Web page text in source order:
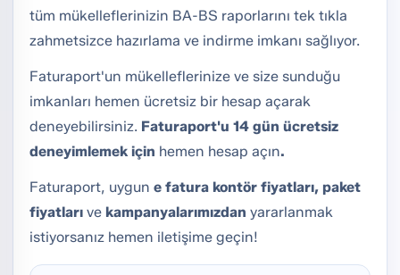
tüm mükelleflerinizin BA-BS raporlarını tek tıkla
zahmetsizce hazırlama ve indirme imkanı sağlıyor.
Faturaport'un mükelleflerinize ve size sunduğu
imkanları hemen ücretsiz bir hesap açarak
deneyebilirsiniz. Faturaport'u 14 gün ücretsiz
deneyimlemek için hemen hesap açın.
Faturaport, uygun e fatura kontör fiyatları, paket
fiyatları ve kampanyalarımızdan yararlanmak
istiyorsanız hemen iletişime geçin!